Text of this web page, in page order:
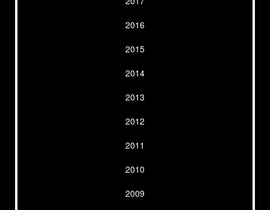
2016
2015
2014
2013
2012
2011
2010
2009